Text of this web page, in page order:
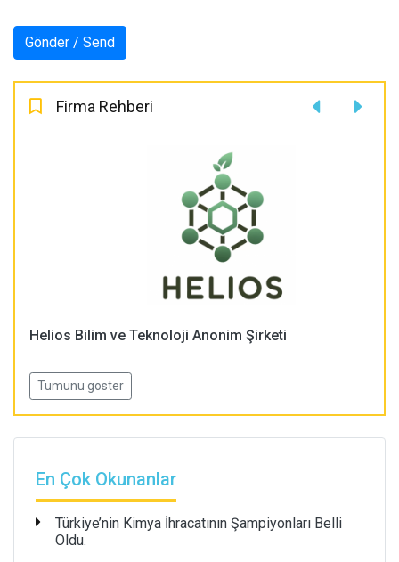
Firma Rehberi
Helios Bilim ve Teknoloji Anonim Şirketi
Tumunu goster
En Çok Okunanlar
Türkiye’nin Kimya İhracatının Şampiyonları Belli
Oldu.